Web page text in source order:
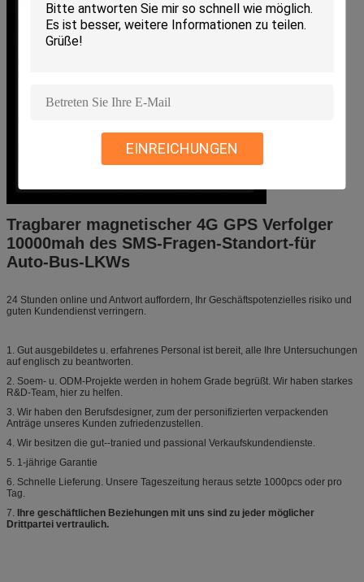
EINREICHUNGEN
Tragbarer magnetischer 4G GPS Verfolger
10000mah des SMS-Fragen-Standort-für
Auto-Bus-LKWs
24 Stunden online und Antwort auffordern, Ihr Geschäftspotenzielles risiko und
guten Kundendienst verringern.
1. Gut ausgebildetes u. erfahrenes Personal ist bereit, alle Ihre Untersuchungen
auf englisch zu beantworten.
2. Soem- u. ODM-Projekte werden in hohem Grade begrüßt. Wir haben starkes
R&D-Team, hier zu helfen.
3. Wir haben den Berufsdesigner, zum der personifizierten verpackenden
Anträge unseres Kunden zufriedenzustellen.
4. Wir besitzen die gut--tranied und passional Verkaufskundendienste.
5. 1-jährige Garantie
6. Schnelle Lieferung. Unsere Tageszeitung heraus setzte 1000pcs oder pro
Tag.
7. Ihre geschäftlichen Beziehungen mit uns sind zu jeder möglicher
Drittpartei vertraulich.